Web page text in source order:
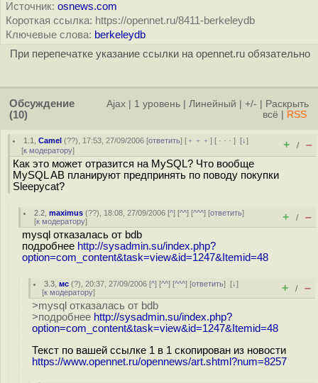
Источник: osnews.com
Короткая ссылка: https://opennet.ru/8411-berkeleydb
Ключевые слова: berkeleydb
При перепечатке указание ссылки на opennet.ru обязательно
Обсуждение
(10)
Ajax 1 уровень Линейный +/-
Раскрыть
всё
RSS
1.1 ,Camel (??), 17:53, 27/09/2006 [ответить] [ ﹢﹢﹢] [ · · ·][↓]
[к модератору] + / –
Как это может отразится на MySQL? Что вообще
MySQL AB планируют предпринять по поводу покупки
Sleepycat?
2.2 ,maximus (??), 18:08, 27/09/2006 [^] [^^] [^^^] [ответить]
[к модератору] + / –
mysql отказалась от bdb
подробнее http://sysadmin.su/index.php?
option=com_content&task=view&id=1247&Itemid=48
3.3 ,мс (?), 20:37, 27/09/2006 [^] [^^] [^^^] [ответить][↓]
[к модератору] + / –
>mysql отказалась от bdb
>подробнее http://sysadmin.su/index.php?
option=com_content&task=view&id=1247&Itemid=48
Текст по вашей ссылке 1 в 1 скопирован из новости
https://www.opennet.ru/opennews/art.shtml?num=8257